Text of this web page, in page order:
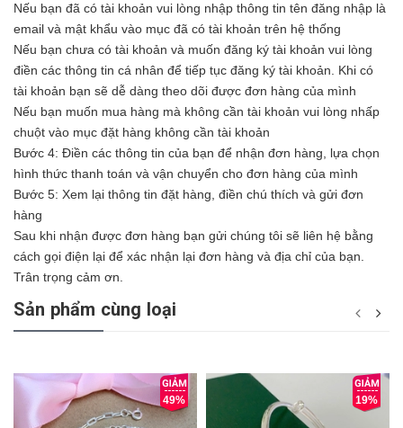
Nếu bạn đã có tài khoản vui lòng nhập thông tin tên đăng nhập là
email và mật khẩu vào mục đã có tài khoản trên hệ thống
Nếu bạn chưa có tài khoản và muốn đăng ký tài khoản vui lòng
điền các thông tin cá nhân để tiếp tục đăng ký tài khoản. Khi có
tài khoản bạn sẽ dễ dàng theo dõi được đơn hàng của mình
Nếu bạn muốn mua hàng mà không cần tài khoản vui lòng nhấp
chuột vào mục đặt hàng không cần tài khoản
Bước 4: Điền các thông tin của bạn để nhận đơn hàng, lựa chọn
hình thức thanh toán và vận chuyển cho đơn hàng của mình
Bước 5: Xem lại thông tin đặt hàng, điền chú thích và gửi đơn
hàng
Sau khi nhận được đơn hàng bạn gửi chúng tôi sẽ liên hệ bằng
cách gọi điện lại để xác nhận lại đơn hàng và địa chỉ của bạn.
Trân trọng cảm ơn.
Sản phẩm cùng loại
49% 19%